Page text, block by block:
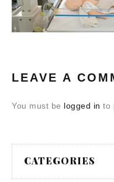
LEAVE A
You must be logged in to
CATEGORIES